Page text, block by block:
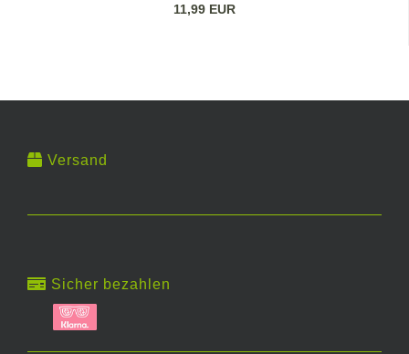
11,99 EUR
Versand
Sicher bezahlen